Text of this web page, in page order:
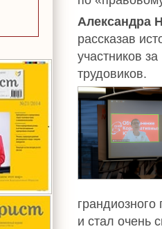
Александра
рассказав
участников
трудовиков.
и стал очень